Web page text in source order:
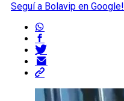
Seguí a Bolavip en Google!